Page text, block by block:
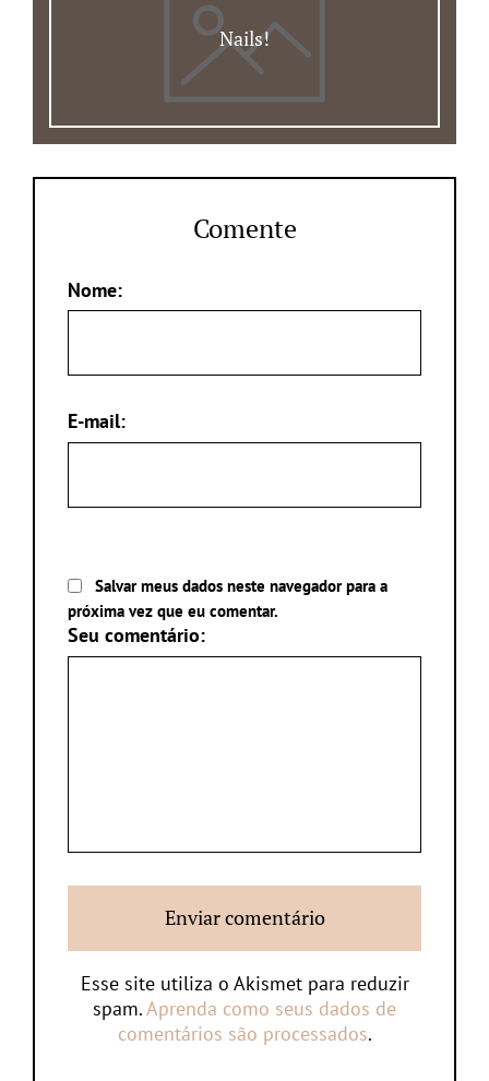
Nails!
Comente
Nome:
E-mail:
Salvar meus dados neste navegador para a
próxima vez que eu comentar.
Seu comentário:
Esse site utiliza o Akismet para reduzir
spam.Aprenda como seus dados de
comentários são processados.